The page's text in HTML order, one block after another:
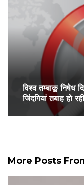
विश्व तम्बाकू निषेध
जिंदगियां तबाह हो
More Posts